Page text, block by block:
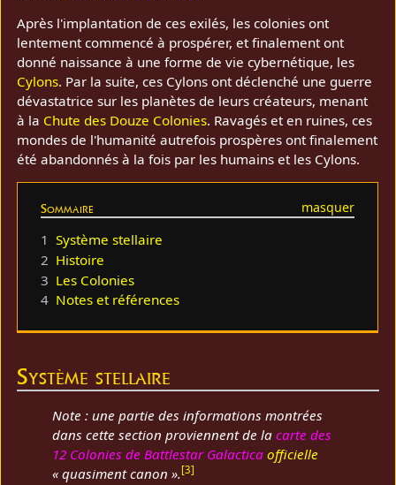
Après l'implantation de ces exilés, les colonies ont
lentement commencé à prospérer, et finalement ont
donné naissance à une forme de vie cybernétique, les
Cylons. Par la suite, ces Cylons ont déclenché une guerre
dévastatrice sur les planètes de leurs créateurs, menant
à la Chute des Douze Colonies. Ravagés et en ruines, ces
mondes de l'humanité autrefois prospères ont finalement
été abandonnés à la fois par les humains et les Cylons.
Sommaire
1 Système stellaire
2 Histoire
3 Les Colonies
4 Notes et références
Système stellaire
Note : une partie des informations montrées
dans cette section proviennent de lacarte des
12 Colonies de Battlestar Galactica officielle
« quasiment canon ».[3]